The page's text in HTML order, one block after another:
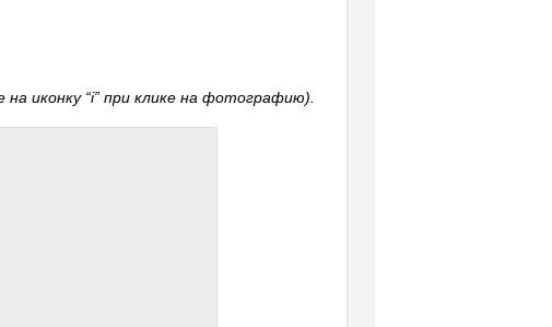
иконку “i” при клике на фотографию).